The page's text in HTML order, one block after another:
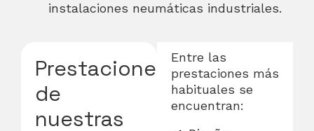
instalaciones neumáticas industriales.
Prestaciones
de
nuestras
Entre las
prestaciones más
habituales se
encuentran: